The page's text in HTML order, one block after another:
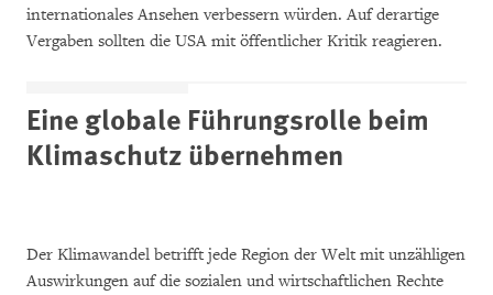
internationales Ansehen verbessern würden. Auf derartige
Vergaben sollten die USA mit öffentlicher Kritik reagieren.
Eine globale Führungsrolle beim
Klimaschutz übernehmen
Der Klimawandel betrifft jede Region der Welt mit unzähligen
Auswirkungen auf die sozialen und wirtschaftlichen Rechte